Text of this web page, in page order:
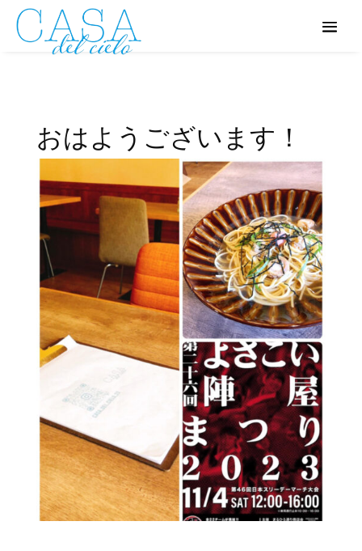
おはようございます！